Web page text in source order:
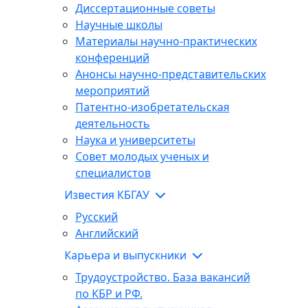
Диссертационные советы
Научные школы
Материалы научно-практических
конференций
Анонсы научно-представительских
мероприятий
Патентно-изобретательская
деятельность
Наука и университеты
Совет молодых ученых и
специалистов
Известия КБГАУ
Русский
Английский
Карьера и выпускники
Трудоустройство. База вакансий
по КБР и РФ.